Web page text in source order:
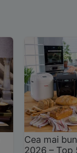
Cea mai
2026 –